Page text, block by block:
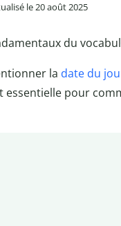
le 20 août 2025
du
la date du
essentielle pour